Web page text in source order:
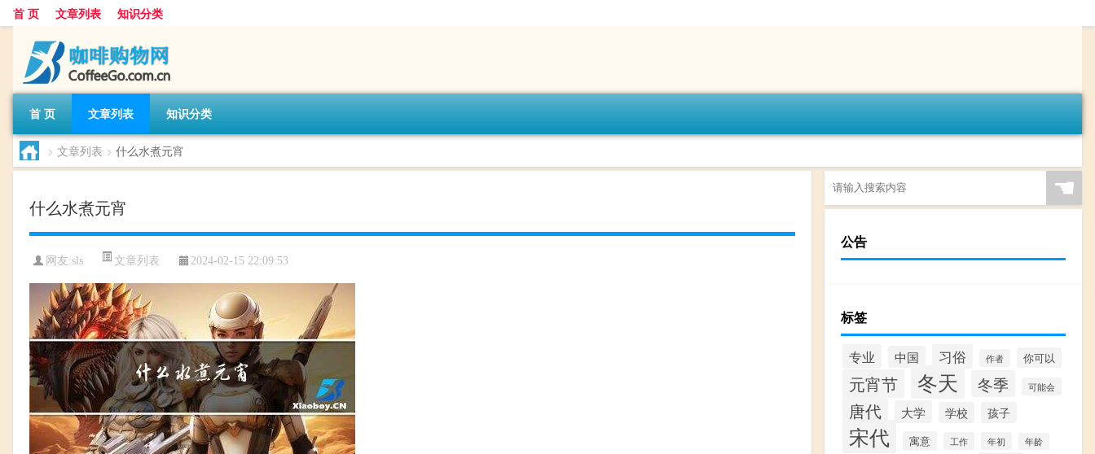
首 页 文章列表 知识分类
首 页 文章列表 知识分类
> 文章列表 > 什么水煮元宵
什么水煮元宵
网友:sls 文章列表 2024-02-15 22:09:53
☚
公告
标签
专业 中国 习俗 作者 你可以
元宵节 冬天 冬季 可能会
唐代 大学 学校 孩子
宋代 寓意 工作 年初 年龄